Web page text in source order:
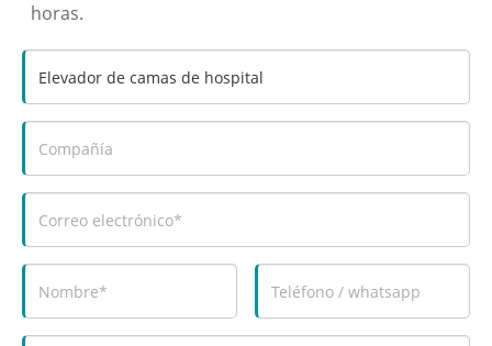
horas.